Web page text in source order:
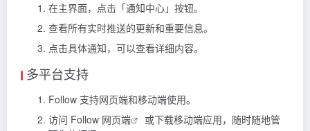
在主界面，点击「通知中心」按钮。
查看所有实时推送的更新和重要信息。
点击具体通知，可以查看详细内容。
多平台支持
Follow 支持网页端和移动端使用。
访问 Follow 网页端
或下载移动端应用，随时随地管